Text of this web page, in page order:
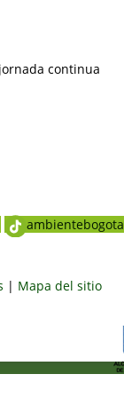
continua
ambientebogota
| Mapa del sitio